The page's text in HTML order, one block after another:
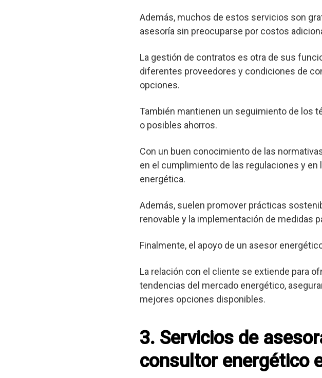
Además, muchos de estos servicios son
asesoría sin preocuparse por costos
La gestión de contratos es otra de sus
diferentes proveedores y condiciones de
opciones.
También mantienen un seguimiento de los
o posibles ahorros.
Con un buen conocimiento de las
en el cumplimiento de las regulaciones y
energética.
Además, suelen promover prácticas
renovable y la implementación de medidas
Finalmente, el apoyo de un asesor
La relación con el cliente se extiende para
tendencias del mercado energético,
mejores opciones disponibles.
3. Servicios de
consultor energético